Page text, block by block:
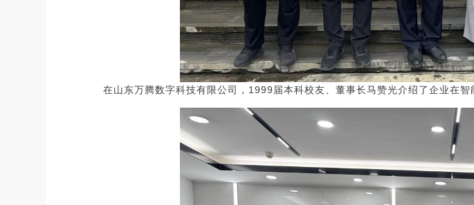
在山东万腾数字科技有限公司，1999届本科校友、董事长马赞光介绍了企业在智